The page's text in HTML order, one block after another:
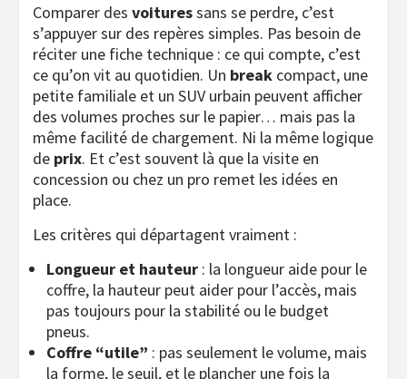
Comparer des voituressans se perdre, c’est
s’appuyer sur des repères simples. Pas besoin de
réciter une fiche technique : ce qui compte, c’est
ce qu’on vit au quotidien. Un break compact, une
petite familiale et un SUV urbain peuvent afficher
des volumes proches sur le papier… mais pas la
même facilité de chargement. Ni la même logique
de prix. Et c’est souvent là que la visite en
concession ou chez un pro remet les idées en
place.
Les critères qui départagent vraiment :
Longueur et hauteur : la longueur aide pour le
coffre, la hauteur peut aider pour l’accès, mais
pas toujours pour la stabilité ou le budget
pneus.
Coffre “utile” : pas seulement le volume, mais
la forme, le seuil, et le plancher une fois la